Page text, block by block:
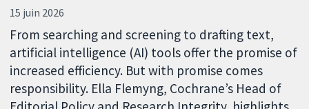
15 juin 2026
From searching and screening to drafting text,
artificial intelligence (AI) tools offer the promise of
increased efficiency. But with promise comes
responsibility. Ella Flemyng, Cochrane’s Head of